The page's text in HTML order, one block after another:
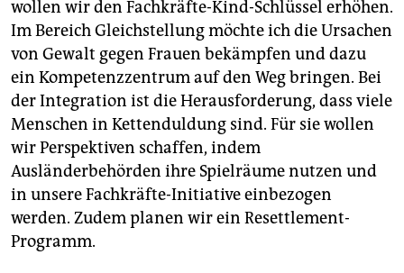
wollen wir den Fachkräfte-Kind-Schlüssel erhöhen.
Im Bereich Gleichstellung möchte ich die Ursachen
von Gewalt gegen Frauen bekämpfen und dazu
ein Kompetenzzentrum auf den Weg bringen. Bei
der Integration ist die Herausforderung, dass viele
Menschen in Kettenduldung sind. Für sie wollen
wir Perspektiven schaffen, indem
Ausländerbehörden ihre Spielräume nutzen und
in unsere Fachkräfte-Initiative einbezogen
werden. Zudem planen wir ein Resettlement-
Programm.